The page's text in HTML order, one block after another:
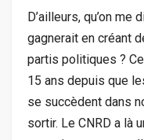
D’ailleurs, qu’on me
gagnerait en créant
partis politiques ?
15 ans depuis que
se succèdent dans
sortir. Le CNRD a là